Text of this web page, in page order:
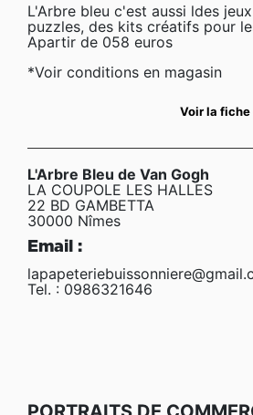
L'Arbre bleu c'est aussi ldes
puzzles, des kits créatifs pour
Apartir de 058 euros
*Voir conditions en magasin
Voir la
L'Arbre Bleu de Van Gogh
LA COUPOLE LES HALLES
22 BD GAMBETTA
30000 Nîmes
Email :
Tel. : 0986321646